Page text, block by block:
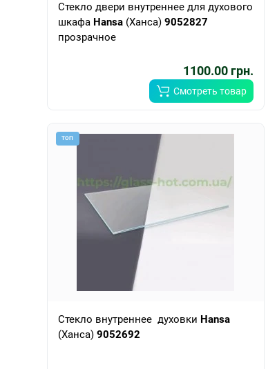
Стекло двери внутреннее для духового
шкафа Hansa(Ханса) 9052827
прозрачное
1100.00 грн.
Смотреть товар
ТОП
Стекло внутреннее духовки Hansa
(Ханса) 9052692